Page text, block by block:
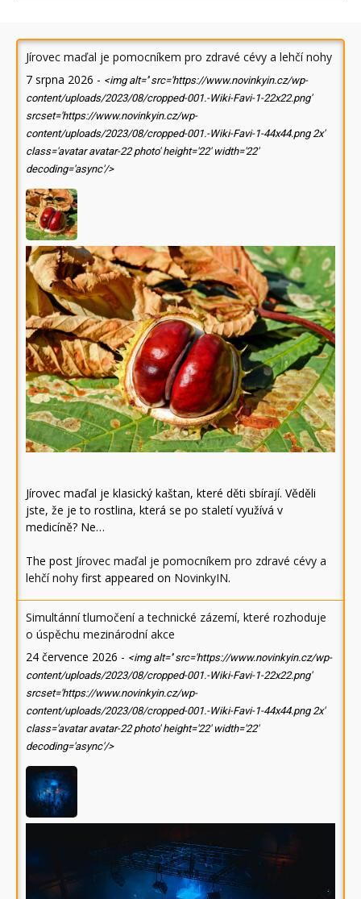
Jírovec maďal je pomocníkem pro zdravé cévy a lehčí nohy
7 srpna 2026 - <img alt='' src='https://www.novinkyin.cz/wp-
content/uploads/2023/08/cropped-001.-Wiki-Favi-1-22x22.png'
srcset='https://www.novinkyin.cz/wp-
content/uploads/2023/08/cropped-001.-Wiki-Favi-1-44x44.png 2x'
class='avatar avatar-22 photo' height='22' width='22'
decoding='async'/>
Jírovec maďal je klasický kaštan, které děti sbírají. Věděli
jste, že je to rostlina, která se po staletí využívá v
medicíně? Ne…
The post Jírovec maďal je pomocníkem pro zdravé cévy a
lehčí nohy first appeared on NovinkyIN.
Simultánní tlumočení a technické zázemí, které rozhoduje
o úspěchu mezinárodní akce
24 července 2026 - <img alt='' src='https://www.novinkyin.cz/wp-
content/uploads/2023/08/cropped-001.-Wiki-Favi-1-22x22.png'
srcset='https://www.novinkyin.cz/wp-
content/uploads/2023/08/cropped-001.-Wiki-Favi-1-44x44.png 2x'
class='avatar avatar-22 photo' height='22' width='22'
decoding='async'/>